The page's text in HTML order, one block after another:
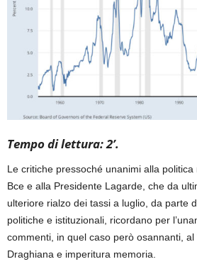
Tempo di lettura: 2’.
Le critiche pressoché unanimi alla
Bce e alla Presidente Lagarde, che da
ulteriore rialzo dei tassi a luglio, da parte
politiche e istituzionali, ricordano per
commenti, in quel caso però osannanti, al
Draghiana e imperitura memoria.